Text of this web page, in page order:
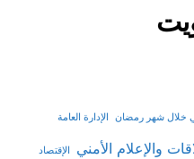
خلال شهر رمضان الإدارة العامة
والإعلام الأمني الإقتصاد